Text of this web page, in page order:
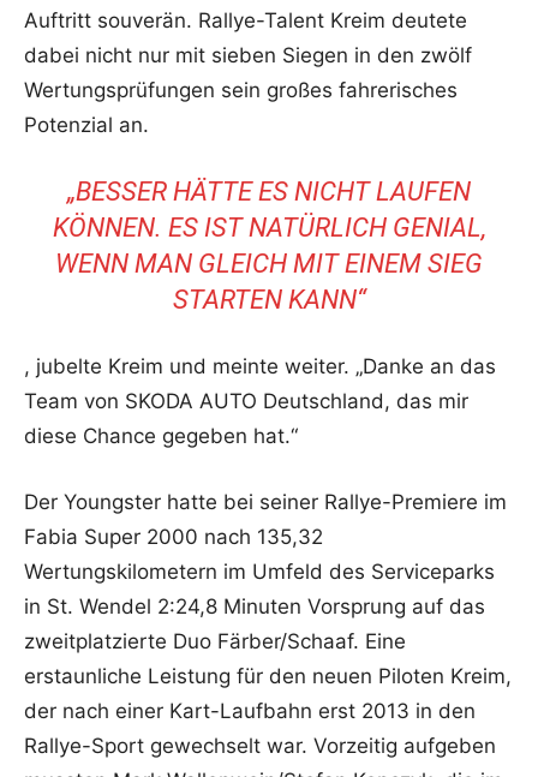
Auftritt souverän. Rallye-Talent Kreim deutete
dabei nicht nur mit sieben Siegen in den zwölf
Wertungsprüfungen sein großes fahrerisches
Potenzial an.
„BESSER HÄTTE ES NICHT LAUFEN
KÖNNEN. ES IST NATÜRLICH GENIAL,
WENN MAN GLEICH MIT EINEM SIEG
STARTEN KANN“
, jubelte Kreim und meinte weiter. „Danke an das
Team von SKODA AUTO Deutschland, das mir
diese Chance gegeben hat.“
Der Youngster hatte bei seiner Rallye-Premiere im
Fabia Super 2000 nach 135,32
Wertungskilometern im Umfeld des Serviceparks
in St. Wendel 2:24,8 Minuten Vorsprung auf das
zweitplatzierte Duo Färber/Schaaf. Eine
erstaunliche Leistung für den neuen Piloten Kreim,
der nach einer Kart-Laufbahn erst 2013 in den
Rallye-Sport gewechselt war. Vorzeitig aufgeben